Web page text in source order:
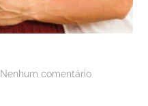
Nenhum comentário